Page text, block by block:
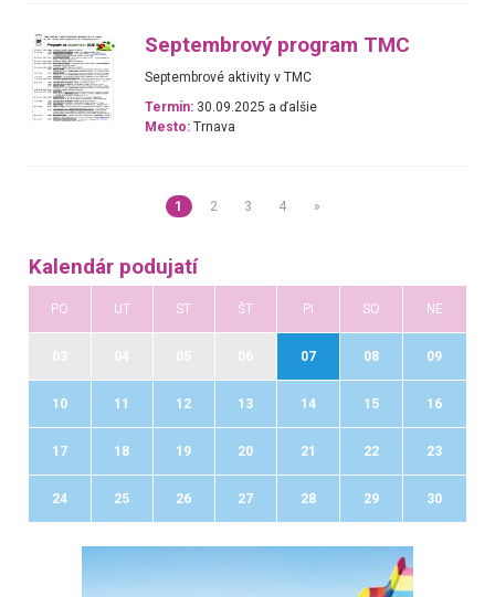
Septembrový program TMC
Septembrové aktivity v TMC
Termín: 30.09.2025 a ďalšie
Mesto: Trnava
1 2 3 4 »
Kalendár podujatí
PO UT ST ŠT PI SO NE
07 08 09
10 11 12 13 14 15 16
17 18 19 20 21 22 23
24 25 26 27 28 29 30